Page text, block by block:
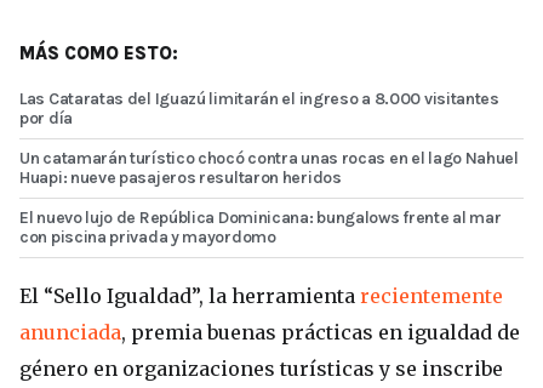
MÁS COMO ESTO:
Las Cataratas del Iguazú limitarán el ingreso a 8.000 visitantes
por día
Un catamarán turístico chocó contra unas rocas en el lago Nahuel
Huapi: nueve pasajeros resultaron heridos
El nuevo lujo de República Dominicana: bungalows frente al mar
con piscina privada y mayordomo
El “Sello Igualdad”, la herramienta recientemente
anunciada, premia buenas prácticas en igualdad de
género en organizaciones turísticas y se inscribe